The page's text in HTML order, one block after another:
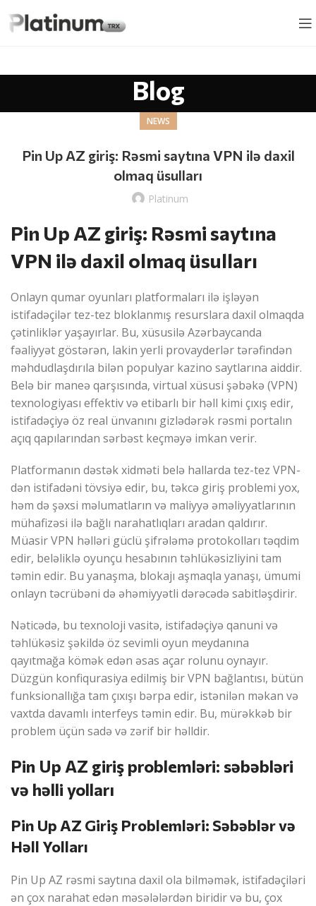
Blog
NEWS
Pin Up AZ giriş: Rəsmi saytına VPN ilə daxil
olmaq üsulları
Platinum
Pin Up AZ giriş: Rəsmi saytına
VPN ilə daxil olmaq üsulları
Onlayn qumar oyunları platformaları ilə işləyən
istifadəçilər tez-tez bloklanmış resurslara daxil olmaqda
çətinliklər yaşayırlar. Bu, xüsusilə Azərbaycanda
fəaliyyət göstərən, lakin yerli provayderlər tərəfindən
məhdudlaşdırıla bilən populyar kazino saytlarına aiddir.
Belə bir maneə qarşısında, virtual xüsusi şəbəkə (VPN)
texnologiyası effektiv və etibarlı bir həll kimi çıxış edir,
istifadəçiyə öz real ünvanını gizlədərək rəsmi portalın
açıq qapılarından sərbəst keçməyə imkan verir.
Platformanın dəstək xidməti belə hallarda tez-tez VPN-
dən istifadəni tövsiyə edir, bu, təkcə giriş problemi yox,
həm də şəxsi məlumatların və maliyyə əməliyyatlarının
mühafizəsi ilə bağlı narahatlıqları aradan qaldırır.
Müasir VPN həlləri güclü şifrələmə protokolları təqdim
edir, beləliklə oyunçu hesabının təhlükəsizliyini tam
təmin edir. Bu yanaşma, blokajı aşmaqla yanaşı, ümumi
onlayn təcrübəni də əhəmiyyətli dərəcədə sabitləşdirir.
Nəticədə, bu texnoloji vasitə, istifadəçiyə qanuni və
təhlükəsiz şəkildə öz sevimli oyun meydanına
qayıtmağa kömək edən əsas açar rolunu oynayır.
Düzgün konfiqurasiya edilmiş bir VPN bağlantısı, bütün
funksionallığa tam çıxışı bərpa edir, istənilən məkan və
vaxtda davamlı interfeys təmin edir. Bu, mürəkkəb bir
problem üçün sadə və zərif bir həlldir.
Pin Up AZ giriş problemləri: səbəbləri
və həlli yolları
Pin Up AZ Giriş Problemləri: Səbəblər və
Həll Yolları
Pin Up AZ rəsmi saytına daxil ola bilməmək, istifadəçiləri
ən çox narahat edən məsələlərdən biridir və bu, çox